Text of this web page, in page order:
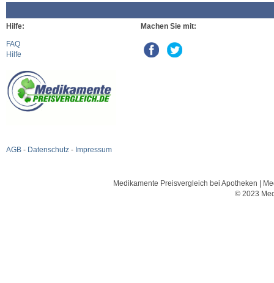
Hilfe:
FAQ
Hilfe
AGB - Datenschutz - Impressum
Machen Sie mit:
Medikamente Preisvergleich bei Apotheken |
© 2023